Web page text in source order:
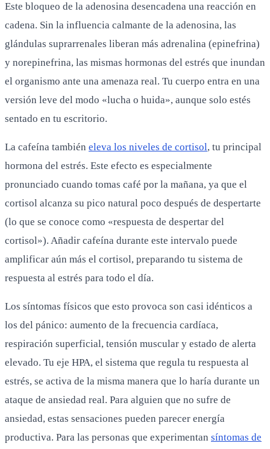
Este bloqueo de la adenosina desencadena una reacción en
cadena. Sin la influencia calmante de la adenosina, las
glándulas suprarrenales liberan más adrenalina (epinefrina)
y norepinefrina, las mismas hormonas del estrés que inundan
el organismo ante una amenaza real. Tu cuerpo entra en una
versión leve del modo «lucha o huida», aunque solo estés
sentado en tu escritorio.
La cafeína también eleva los niveles de cortisol, tu principal
hormona del estrés. Este efecto es especialmente
pronunciado cuando tomas café por la mañana, ya que el
cortisol alcanza su pico natural poco después de despertarte
(lo que se conoce como «respuesta de despertar del
cortisol»). Añadir cafeína durante este intervalo puede
amplificar aún más el cortisol, preparando tu sistema de
respuesta al estrés para todo el día.
Los síntomas físicos que esto provoca son casi idénticos a
los del pánico: aumento de la frecuencia cardíaca,
respiración superficial, tensión muscular y estado de alerta
elevado. Tu eje HPA, el sistema que regula tu respuesta al
estrés, se activa de la misma manera que lo haría durante un
ataque de ansiedad real. Para alguien que no sufre de
ansiedad, estas sensaciones pueden parecer energía
productiva. Para las personas que experimentan síntomas de